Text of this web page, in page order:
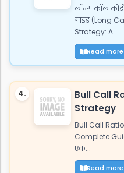
लॉन्ग कॉल
गाइड (Long
Strategy: A...
Read more
4.
Bull Call
Strategy
Bull Call
Complete
एक...
Read more